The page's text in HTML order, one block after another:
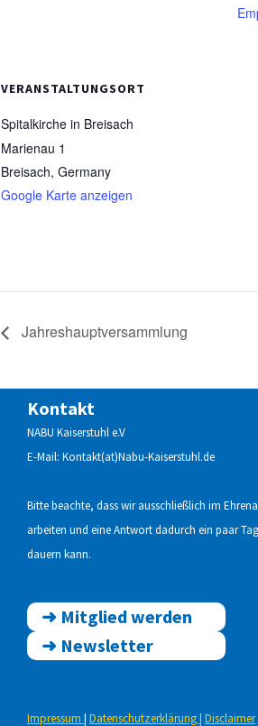
VERANSTALTUNGSORT
Spitalkirche in Breisach
Marienau 1
Breisach, Germany
Google Karte anzeigen
Jahreshauptversammlung
Kontakt
NABU Kaiserstuhl e.V
E-Mail: Kontakt(at)Nabu-Kaiserstuhl.de
Bitte beachte, dass wir ausschließlich im
arbeiten und eine Antwort dadurch ein paar
dauern kann.
➜ Mitglied werden
➜ Newsletter
Impressum | Datenschutzerklärung| Disclaimer